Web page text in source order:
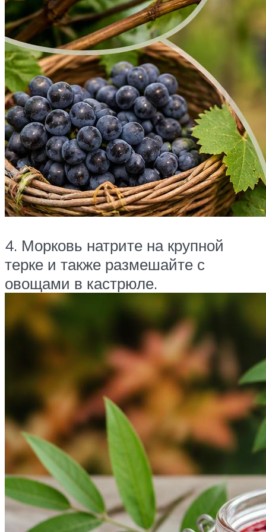
4. Морковь натрите на крупной
терке и также размешайте с
овощами в кастрюле.